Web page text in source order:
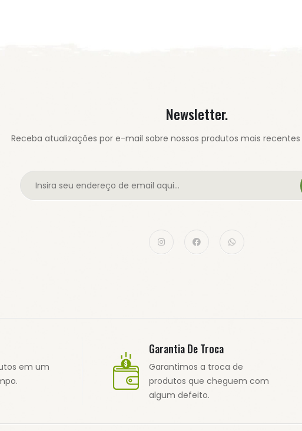
Newsletter.
Receba atualizações por e-mail sobre nossos produtos mais
em um
Garantia De Troca
Garantimos a troca de
produtos que cheguem com
algum defeito.